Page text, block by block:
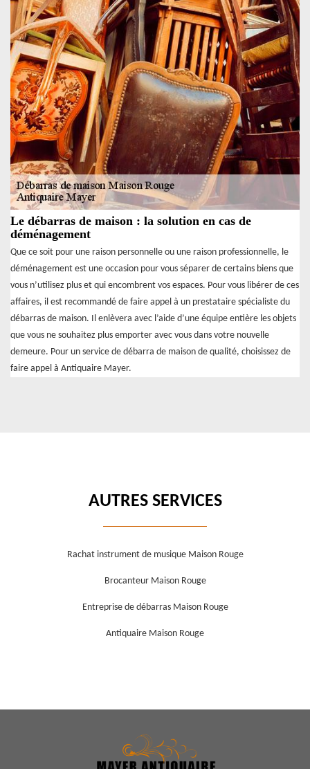
Le débarras de maison : la solution en cas de
déménagement
Que ce soit pour une raison personnelle ou une raison professionnelle, le
déménagement est une occasion pour vous séparer de certains biens que
vous n’utilisez plus et qui encombrent vos espaces. Pour vous libérer de ces
affaires, il est recommandé de faire appel à un prestataire spécialiste du
débarras de maison. Il enlèvera avec l’aide d’une équipe entière les objets
que vous ne souhaitez plus emporter avec vous dans votre nouvelle
demeure. Pour un service de débarra de maison de qualité, choisissez de
faire appel à Antiquaire Mayer.
AUTRES SERVICES
Rachat instrument de musique Maison Rouge
Brocanteur Maison Rouge
Entreprise de débarras Maison Rouge
Antiquaire Maison Rouge